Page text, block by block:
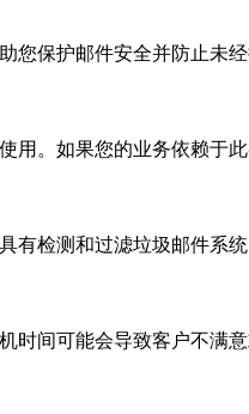
您保护邮件安全并防止未
用。如果您的业务依赖于
有检测和过滤垃圾邮件系
时间可能会导致客户不满